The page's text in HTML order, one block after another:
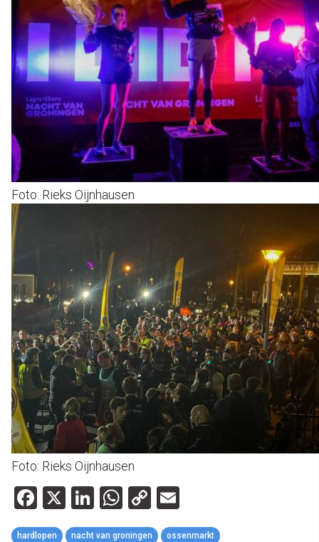
Foto: Rieks Oijnhausen
Foto: Rieks Oijnhausen
Facebook
X LinkedIn
WhatsApp
Copy
Link
hardlopen nacht van groningen ossenmarkt